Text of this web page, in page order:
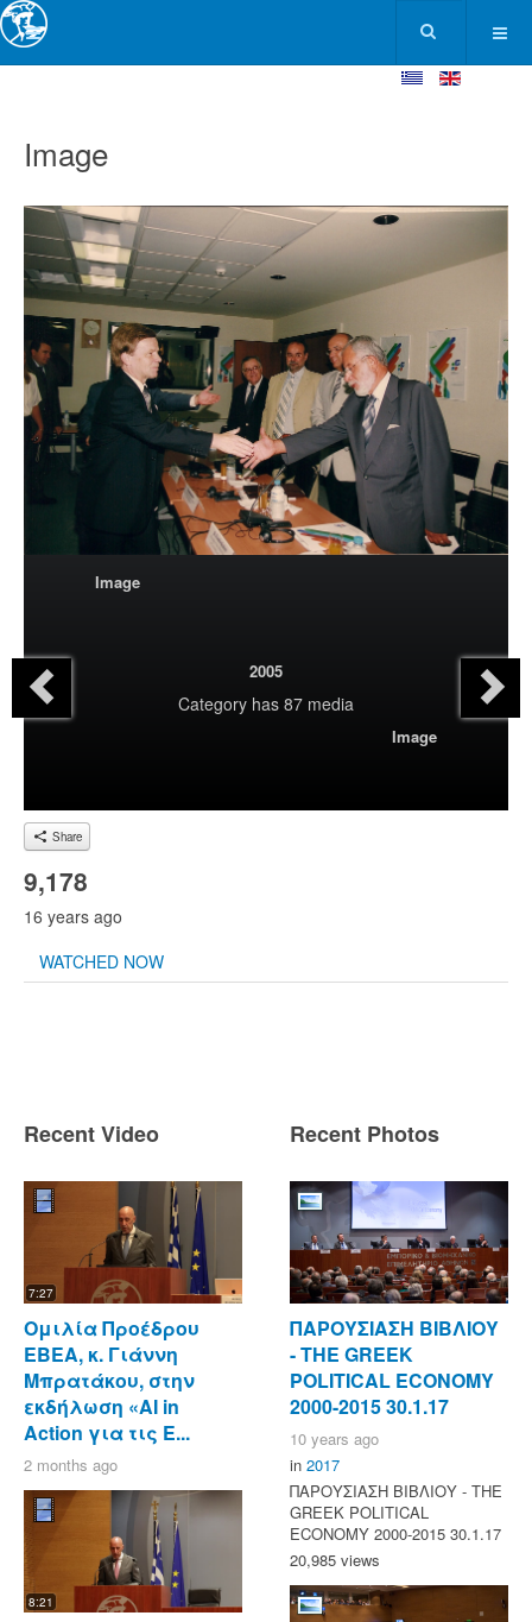
Image
Image
2005
Category has 87 media
Image
Share
9,178
16 years ago
WATCHED NOW
Recent Video
7:27
Ομιλία Προέδρου
ΕΒΕΑ, κ. Γιάννη
Μπρατάκου, στην
εκδήλωση «AI in
Action για τις Ε...
2 months ago
8:21
Recent Photos
ΠΑΡΟΥΣΙΑΣΗ ΒΙΒΛΙΟΥ
- ΤΗΕ GREEK
POLITICAL ECONOMY
2000-2015 30.1.17
10 years ago
in 2017
ΠΑΡΟΥΣΙΑΣΗ ΒΙΒΛΙΟΥ - ΤΗΕ
GREEK POLITICAL
ECONOMY 2000-2015 30.1.17
20,985 views